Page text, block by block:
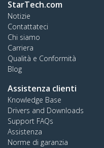
StarTech.com
Notizie
Contattateci
Chi siamo
Carriera
Qualità e Conformità
Blog
Assistenza clienti
Knowledge Base
Drivers and Downloads
Support FAQs
Assistenza
Norme di garanzia